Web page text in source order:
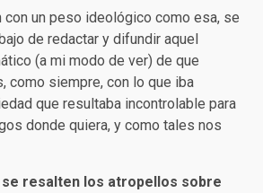
con un peso ideológico como esa, se
de redactar y difundir aquel
(a mi modo de ver) de que
como siempre, con lo que iba
que resultaba incontrolable para
donde quiera, y como tales nos
se resalten los atropellos sobre